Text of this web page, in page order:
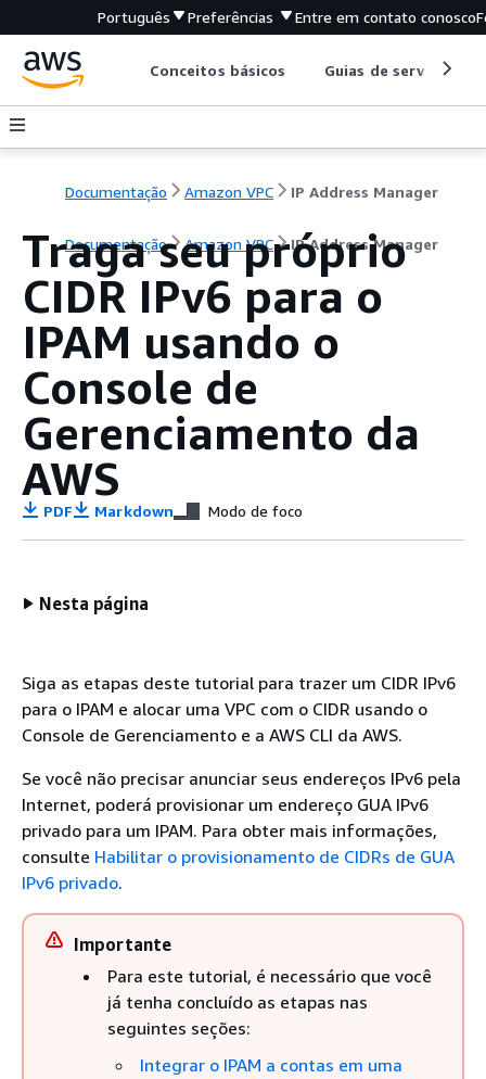
Português Preferências Entre em contato conosco
Conceitos básicos Guias de serviço
Documentação Amazon VPC IP Address Manager
Documentação Amazon VPC IP Address Manager
Traga seu próprio
CIDR IPv6 para o
IPAM usando o
Console de
Gerenciamento da
AWS
PDF Markdown Modo de foco
Nesta página
Siga as etapas deste tutorial para trazer um CIDR IPv6
para o IPAM e alocar uma VPC com o CIDR usando o
Console de Gerenciamento e a AWS CLI da AWS.
Se você não precisar anunciar seus endereços IPv6 pela
Internet, poderá provisionar um endereço GUA IPv6
privado para um IPAM. Para obter mais informações,
consulte Habilitar o provisionamento de CIDRs de GUA
IPv6 privado.
Importante
Para este tutorial, é necessário que você
já tenha concluído as etapas nas
seguintes seções:
Integrar o IPAM a contas em uma